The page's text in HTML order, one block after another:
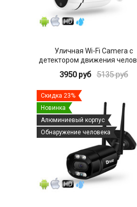
Уличная Wi-Fi Camera с
детектором движения
3950 руб 5135 руб
Скидка 23%
Новинка
Алюминиевый корпус
Обнаружение человека